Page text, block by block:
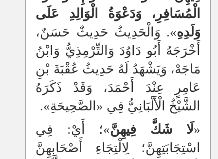
الْمُسَافِرِ، وَدَعْوَةُ الْوَالِدِ عَلَى
وَلَدِهِ». وَالْحَدِيثُ حَدِيثٌ حَسَنٌ،
أَخْرَجَهُ أَبُو دَاوُدَ وَالتِّرْمِذِيُّ وَابْنُ
مَاجَهْ، وَيَشْهَدُ لَهُ حَدِيثُ عُقْبَةَ بْنِ
عَامِرٍ عِنْدَ أَحْمَدَ، وَقَدْ ذَكَرَهُ
الشَّيْخُ الْأَلْبَانِيُّ فِي «الصَّحِيحَةِ».
«لَا شَكَّ فِيهِنَّ»؛ أَيْ: فِي
اسْتِجَابَتِهِنَّ؛ لِالْتِجَاءِ أَصْحَابِهِنَّ